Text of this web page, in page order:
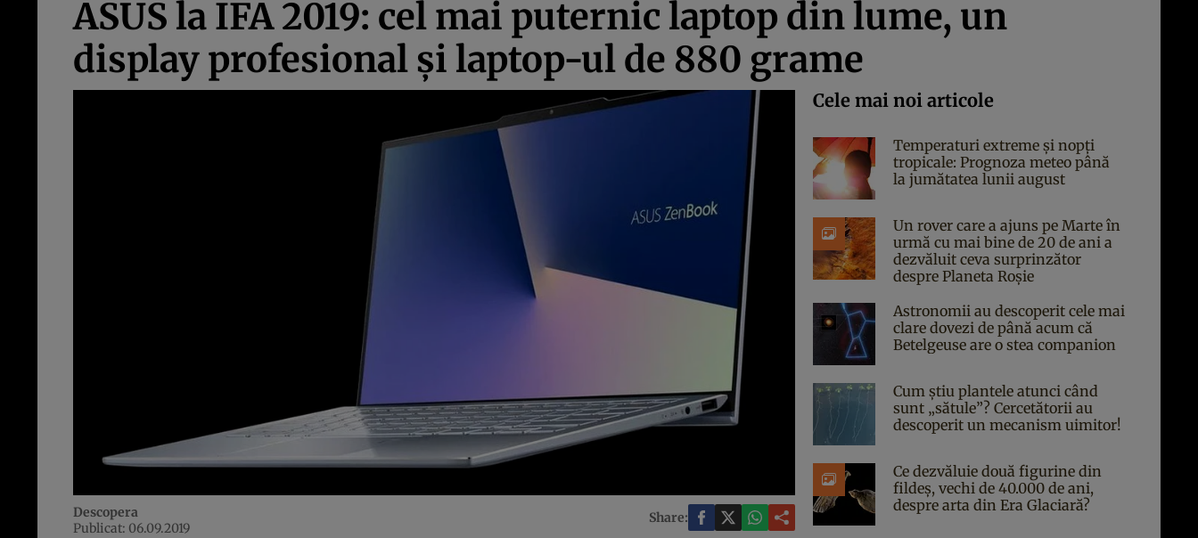
ASUS la IFA 2019: cel mai puternic laptop din lume, un
display profesional şi laptop-ul de 880 grame
Descopera
Publicat: 06.09.2019
Share:
Cele mai noi articole
Temperaturi extreme și nopți
tropicale: Prognoza meteo până
la jumătatea lunii august
Un rover care a ajuns pe Marte în
urmă cu mai bine de 20 de ani a
dezvăluit ceva surprinzător
despre Planeta Roșie
Astronomii au descoperit cele mai
clare dovezi de până acum că
Betelgeuse are o stea companion
Cum știu plantele atunci când
sunt „sătule”? Cercetătorii au
descoperit un mecanism uimitor!
Ce dezvăluie două figurine din
fildeș, vechi de 40.000 de ani,
despre arta din Era Glaciară?